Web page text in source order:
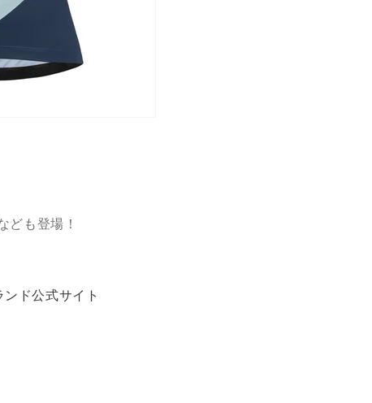
も登場！
ド公式サイト